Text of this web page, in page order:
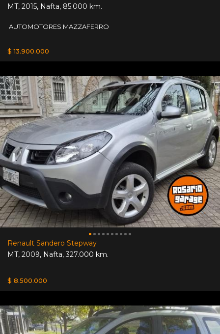
MT, 2015, Nafta, 85.000 km.
AUTOMOTORES MAZZAFERRO
$ 13.900.000
Renault Sandero Stepway
MT, 2009, Nafta,327.000 km.
$ 8.500.000